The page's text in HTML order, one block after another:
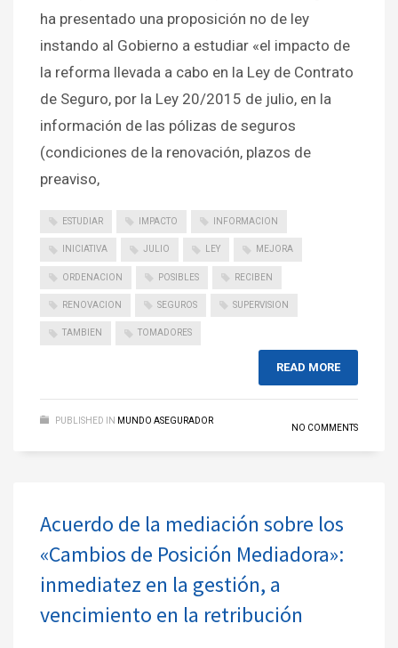
ha presentado una proposición no de ley
instando al Gobierno a estudiar «el impacto de
la reforma llevada a cabo en la Ley de Contrato
de Seguro, por la Ley 20/2015 de julio, en la
información de las pólizas de seguros
(condiciones de la renovación, plazos de
preaviso,
ESTUDIAR IMPACTO INFORMACION
INICIATIVA JULIO LEY MEJORA
ORDENACION POSIBLES RECIBEN
RENOVACION SEGUROS SUPERVISION
TAMBIEN TOMADORES
READ MORE
PUBLISHED IN MUNDO ASEGURADOR
NO COMMENTS
Acuerdo de la mediación sobre los
«Cambios de Posición Mediadora»:
inmediatez en la gestión, a
vencimiento en la retribución